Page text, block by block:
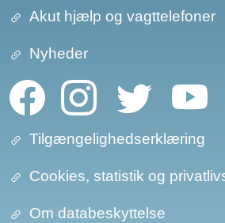
Akut hjælp og vagttelefoner
Nyheder
Tilgængelighedserklæring
Cookies, statistik og
Om databeskyttelse​​